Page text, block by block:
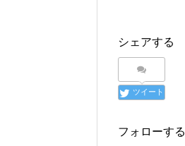
シェアする
ツイート
フォローする